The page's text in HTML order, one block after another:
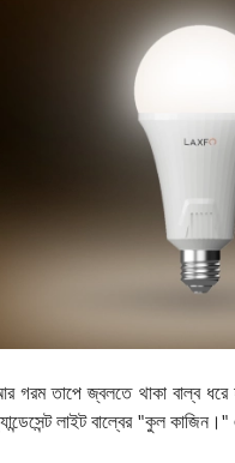
গরম তাপে জ্বলতে থাকা বাল্ব
লাইট বাল্বের "কুল